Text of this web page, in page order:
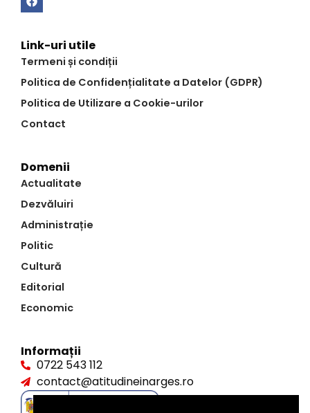
Link-uri utile
Termeni și condiții
Politica de Confidențialitate a Datelor (GDPR)
Politica de Utilizare a Cookie-urilor
Contact
Domenii
Actualitate
Dezvăluiri
Administrație
Politic
Cultură
Editorial
Economic
Informații
0722 543 112
contact@atitudineinarges.ro